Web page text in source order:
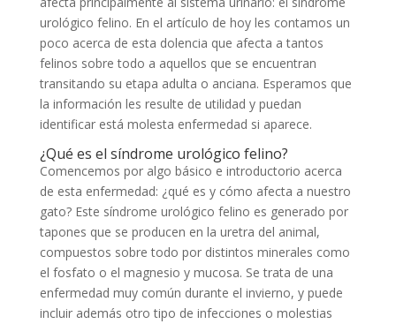
urológico felino. En el artículo de hoy les contamos un
poco acerca de esta dolencia que afecta a tantos
felinos sobre todo a aquellos que se encuentran
transitando su etapa adulta o anciana. Esperamos que
la información les resulte de utilidad y puedan
identificar está molesta enfermedad si aparece.
¿Qué es el síndrome urológico felino?
Comencemos por algo básico e introductorio acerca
de esta enfermedad: ¿qué es y cómo afecta a nuestro
gato? Este síndrome urológico felino es generado por
tapones que se producen en la uretra del animal,
compuestos sobre todo por distintos minerales como
el fosfato o el magnesio y mucosa. Se trata de una
enfermedad muy común durante el invierno, y puede
incluir además otro tipo de infecciones o molestias